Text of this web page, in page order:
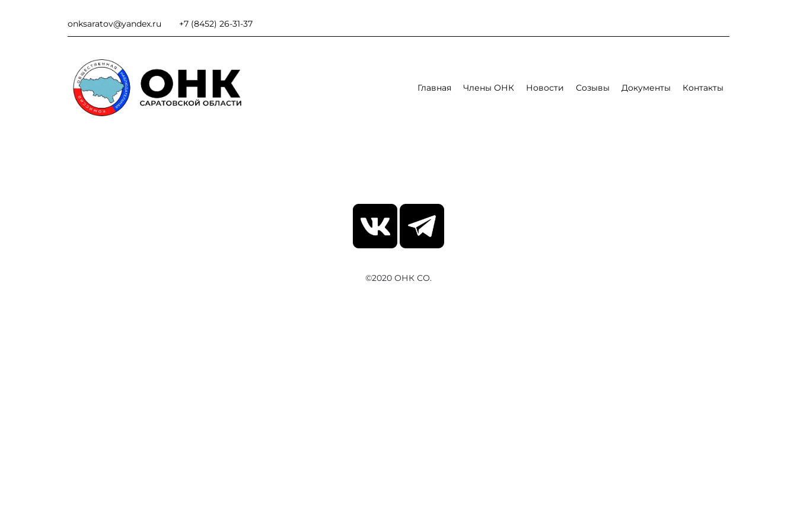
onksaratov@yandex.ru +7 (8452) 26-31-37
Главная Члены ОНК Новости Созывы Документы Контакты
©2020 ОНК СО.